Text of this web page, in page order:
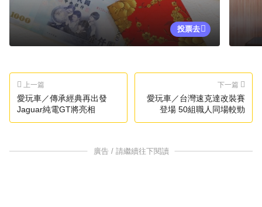
投票去
上一篇
愛玩車／傳承經典再出發
Jaguar純電GT將亮相
下一篇
愛玩車／台灣速克達改裝賽
登場 50組職人同場較勁
廣告 / 請繼續往下閱讀